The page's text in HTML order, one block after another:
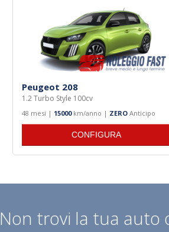
Peugeot 208
1.2 Turbo Style 100cv
48 mesi | 15000km/anno | ZERO Anticipo
CONFIGURA
Non trovi la tua auto